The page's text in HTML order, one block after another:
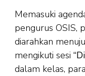
Memasuki
pengurus OSIS,
diarahkan
mengikuti sesi
dalam kelas,